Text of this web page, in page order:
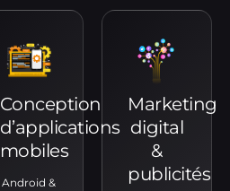
Conception
d’applications
mobiles
Android &
Marketing
digital
&
publicités